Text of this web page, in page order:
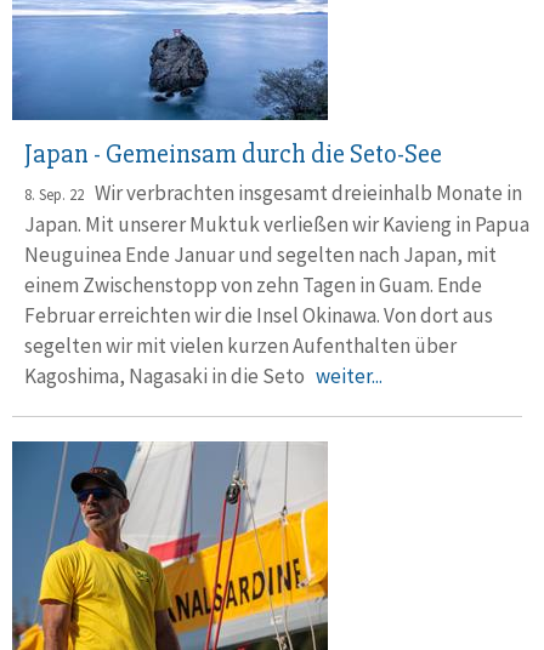
Japan - Gemeinsam durch die Seto-See
8. Sep. 22 Wir verbrachten insgesamt dreieinhalb Monate in
Japan. Mit un­se­rer Muktuk verließen wir Kavieng in Papua
Neuguinea Ende Ja­nu­ar und segelten nach Japan, mit
einem Zwischen­stopp von zehn Ta­gen in Guam. Ende
Februar erreichten wir die Insel Okinawa. Von dort aus
segelten wir mit vielen kurzen Aufent­halten über
Kagoshima, Nagasaki in die Seto weiter...